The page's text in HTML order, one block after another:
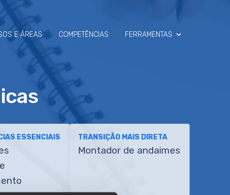
E ÁREAS COMPETÊNCIAS FERRAMENTAS
ESSENCIAIS TRANSIÇÃO MAIS DIRETA
Montador de andaimes